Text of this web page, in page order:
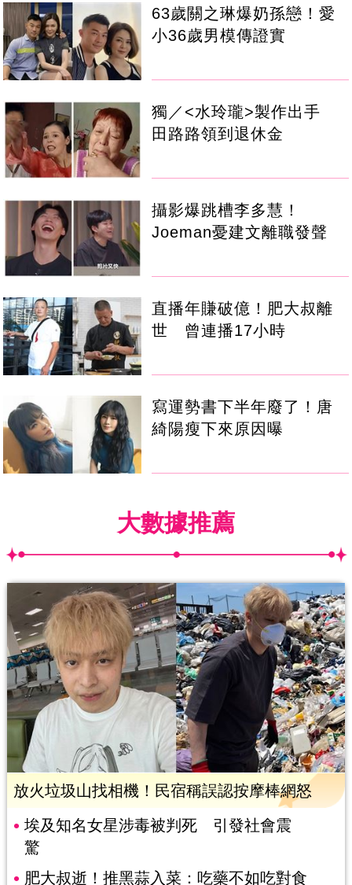
63歲關之琳爆奶孫戀！愛
小36歲男模傳證實
獨／<水玲瓏>製作出手
田路路領到退休金
攝影爆跳槽李多慧！
Joeman憂建文離職發聲
直播年賺破億！肥大叔離
世 曾連播17小時
寫運勢書下半年廢了！唐
綺陽瘦下來原因曝
大數據推薦
放火垃圾山找相機！民宿稱誤認按摩棒網怒
埃及知名女星涉毒被判死 引發社會震
驚
肥大叔逝！推黑蒜入菜：吃藥不如吃對食